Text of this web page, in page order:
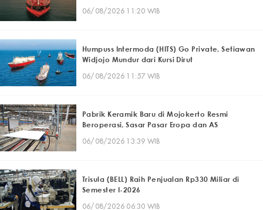
06/08/2026 11:20 WIB
Humpuss Intermoda (HITS) Go Private, Setiawan
Widjojo Mundur dari Kursi Dirut
06/08/2026 11:57 WIB
Pabrik Keramik Baru di Mojokerto Resmi
Beroperasi, Sasar Pasar Eropa dan AS
06/08/2026 13:39 WIB
Trisula (BELL) Raih Penjualan Rp330 Miliar di
Semester I-2026
06/08/2026 06:30 WIB